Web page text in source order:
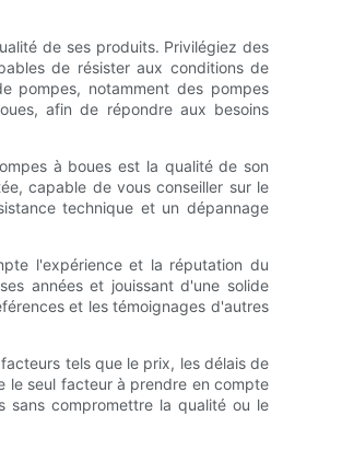
de ses produits. Privilégiez des
de résister aux conditions de
pompes, notamment des pompes
afin de répondre aux besoins
à boues est la qualité de son
capable de vous conseiller sur le
technique et un dépannage
l'expérience et la réputation du
années et jouissant d'une solide
et les témoignages d'autres
tels que le prix, les délais de
le seul facteur à prendre en compte
sans compromettre la qualité ou le